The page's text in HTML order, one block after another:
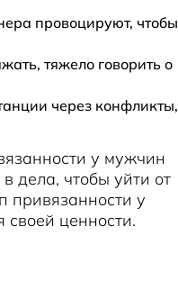
провоцируют, чтобы
тяжело говорить о
через конфликты,
у мужчин
дела, чтобы уйти от
привязанности у
ценности.